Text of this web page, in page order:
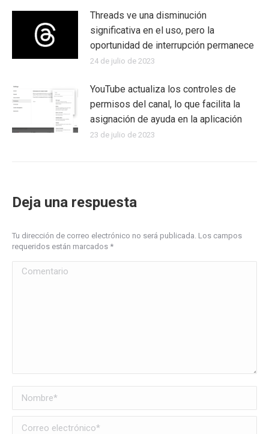
Threads ve una disminución
significativa en el uso, pero la
oportunidad de interrupción permanece
24 de julio de 2023
YouTube actualiza los controles de
permisos del canal, lo que facilita la
asignación de ayuda en la aplicación
23 de julio de 2023
Deja una respuesta
Tu dirección de correo electrónico no será publicada. Los campos
requeridos están marcados *
Comentario
Nombre *
Correo electrónico *